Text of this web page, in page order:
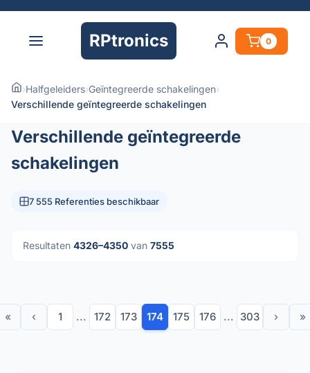
RPtronics 0
›Halfgeleiders›Geïntegreerde schakelingen›
Verschillende geïntegreerde schakelingen
Verschillende geïntegreerde
schakelingen
7 555 Referenties beschikbaar
Resultaten 4326–4350 van 7555
« ‹ 1 ... 172 173 174 175 176 ... 303 › »